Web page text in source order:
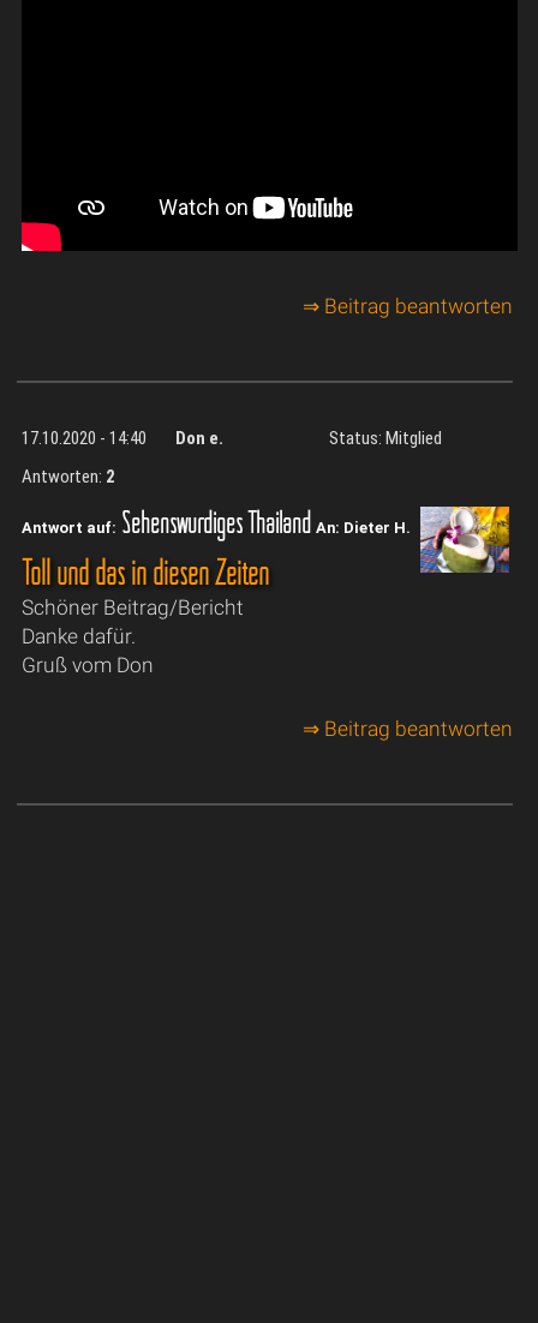
⇒ Beitrag beantworten
17.10.2020 - 14:40 Don e.
Status: Mitglied
Antworten: 2
Antwort auf: Sehenswürdiges Thailand An: Dieter H.
Toll und das in diesen Zeiten
Schöner Beitrag/Bericht
Danke dafür.
Gruß vom Don
⇒ Beitrag beantworten